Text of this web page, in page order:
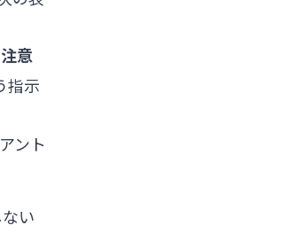
意
指示
ント
い